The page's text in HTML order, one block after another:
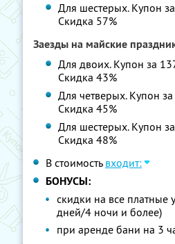
Для шестерых. Купон
Скидка 57%
Заезды на майские
Для двоих. Купон за
Скидка 43%
Для четверых. Купон
Скидка 45%
Для шестерых. Купон
Скидка 48%
В стоимость входит:
БОНУСЫ:
скидки на все платные
дней/4 ночи и более)
при аренде бани на 3